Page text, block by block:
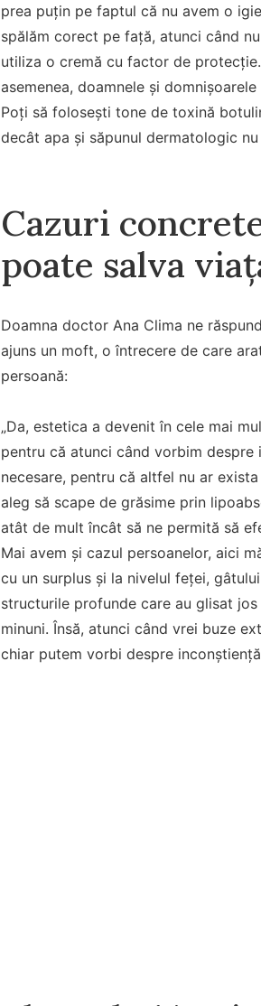
prea puțin pe faptul că nu avem o
spălăm corect pe față, atunci când
utiliza o cremă cu factor de
asemenea, doamnele și
Poți să folosești tone de toxină
decât apa și săpunul dermatologic nu
Cazuri
poate salva
Doamna doctor Ana Clima ne
ajuns un moft, o întrecere de care
persoană:
„Da, estetica a devenit în cele mai
pentru că atunci când vorbim
necesare, pentru că altfel nu ar
aleg să scape de grăsime prin
atât de mult încât să ne permită să
Mai avem și cazul persoanelor, aici
cu un surplus și la nivelul feței,
structurile profunde care au glisat
minuni. Însă, atunci când vrei buze
chiar putem vorbi despre